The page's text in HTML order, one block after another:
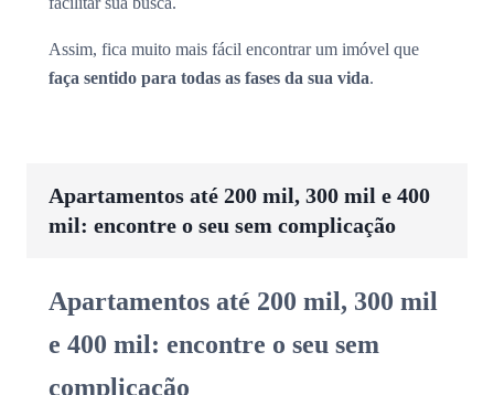
Assim, fica muito mais fácil encontrar um imóvel que
faça sentido para todas as fases da sua vida.
Apartamentos até 200 mil, 300 mil e 400
mil: encontre o seu sem complicação
Apartamentos até 200 mil, 300 mil
e 400 mil: encontre o seu sem
complicação